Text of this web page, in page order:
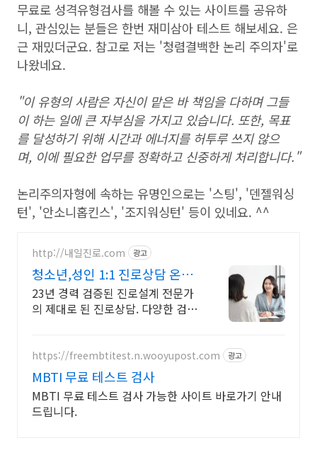
무료로 성격유형검사를 해볼 수 있는 사이트를 공유하
니, 관심있는 분들은 한번 재미삼아 테스트 해보세요. 은
근 재밌더군요. 참고로 저는 '청렴결백한 논리 주의자'로
나왔네요.
"이 유형의 사람은 자신이 맡은 바 책임을 다하며 그들
이 하는 일에 큰 자부심을 가지고 있습니다. 또한, 목표
를 달성하기 위해 시간과 에너지를 허투루 쓰지 않으
며, 이에 필요한 업무를 정확하고 신중하게 처리합니다."
논리주의자형에 속하는 유명인으로는 '스팅', '덴젤워싱
턴', '안소니홉킨스', '조지워싱턴' 등이 있네요. ^^
http://내일진로.com 광고
청소년,성인 1:1 진로상담 온라
인 화상 진로/고민상담
23년 경력 검증된 진로설계 전문가
의 제대로 된 진로상담. 다양한 검사,
https://freembtitest.n.wooyupost.com 광고
MBTI 무료 테스트 검사
MBTI 무료 테스트 검사 가능한 사이트 바로가기 안내
드립니다.